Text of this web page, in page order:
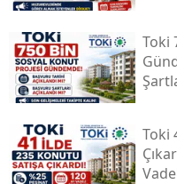
Toki̇
Toki̇